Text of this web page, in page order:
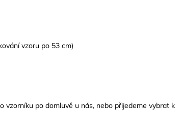
vzoru po 53 cm)
vzorníku po domluvě u nás, nebo přijedeme vybrat k